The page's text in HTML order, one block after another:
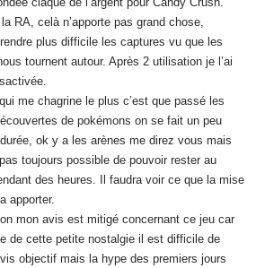
toujours possible de pouvoir rester au
des heures. Il faudra voir ce que la mise
apporter.
mon avis est mitigé concernant ce jeu car
de cette petite nostalgie il est difficile de
objectif mais la hype des premiers jours
ca tourne un peu en rond.
Perez
août 2016 à 12 h 44 min
pour le partage d’expérience. Pour ce qui
de la dépense d’argent elle ne me concerne
pas, et dans la plupart des jeux, y